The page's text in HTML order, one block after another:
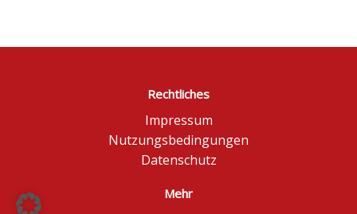
Rechtliches
Impressum
Nutzungsbedingungen
Datenschutz
Mehr